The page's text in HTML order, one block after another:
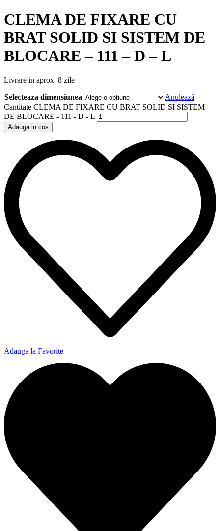
CLEMA DE FIXARE CU
BRAT SOLID SI SISTEM DE
BLOCARE – 111 – D – L
Livrare in aprox. 8 zile
Selecteaza dimensiunea
Anulează
Cantitate CLEMA DE FIXARE CU BRAT SOLID SI SISTEM
DE BLOCARE - 111 - D - L
Adauga in cos
Adauga la Favorite